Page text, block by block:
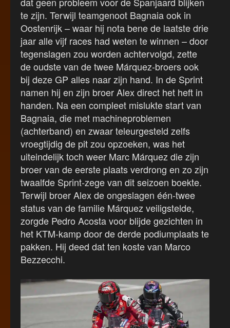
te zijn. Terwijl teamgenoot Bagnaia ook in
Oostenrijk – waar hij nota bene de laatste drie
jaar alle vijf races had weten te winnen – door
tegenslagen zou worden achtervolgd, zette
de oudste van de twee Márquez-broers ook
bij deze GP alles naar zijn hand. In de Sprint
namen hij en zijn broer Alex direct het heft in
handen. Na een compleet mislukte start van
Bagnaia, die met machineproblemen
(achterband) en zwaar teleurgesteld zelfs
vroegtijdig de pit zou opzoeken, was het
uiteindelijk toch weer Marc Márquez die zijn
broer van de eerste plaats verdrong en zo zijn
twaalfde Sprint-zege van dit seizoen boekte.
Terwijl broer Alex de ongeslagen één-twee
status van de familie Márquez veiligstelde,
zorgde Pedro Acosta voor blijde gezichten in
het KTM-kamp door de derde podiumplaats te
pakken. Hij deed dat ten koste van Marco
Bezzecchi.